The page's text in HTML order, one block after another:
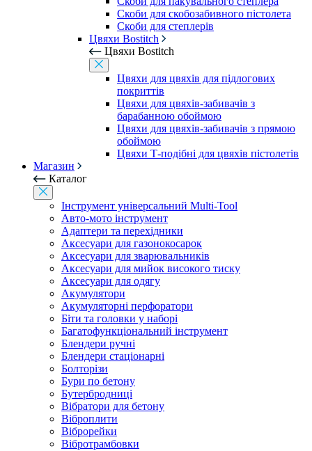
Скоби для скобозабивного пістолета
Скоби для степлерів
Цвяхи Bostitch
Цвяхи Bostitch
Цвяхи для цвяхів для підлогових
покриттів
Цвяхи для цвяхів-забивачів з
барабанною обоймою
Цвяхи для цвяхів-забивачів з прямою
обоймою
Цвяхи Т-подібні для цвяхів пістолетів
Магазин
Каталог
Інструмент універсальний Multi-Tool
Авто-мото інструмент
Адаптери та перехідники
Аксесуари для газонокосарок
Аксесуари для зварювальників
Аксесуари для мийок високого тиску
Аксесуари для одягу
Акумулятори
Акумуляторні перфоратори
Біти та головки у наборі
Багатофункціональний інструмент
Блендери ручні
Блендери стаціонарні
Болторізи
Бури по бетону
Бутербродниці
Вібратори для бетону
Віброплити
Віброрейки
Вібротрамбовки